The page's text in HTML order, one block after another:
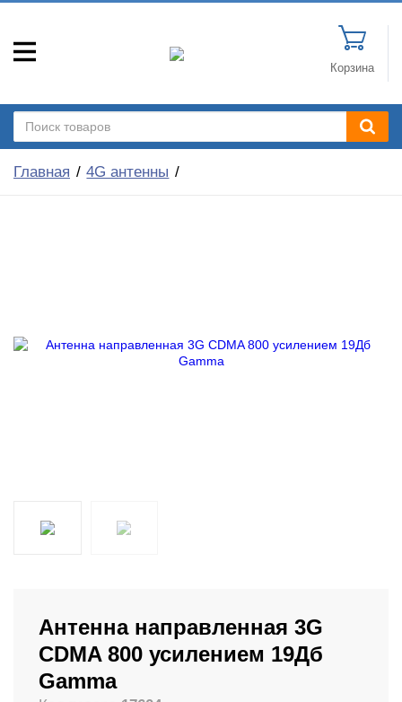
Корзина
Главная 4G антенны
Антенна направленная 3G
CDMA 800 усилением 19Дб
Gamma